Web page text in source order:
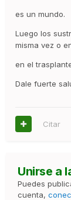
es un mundo.
Luego los
misma vez o
en el
Dale fuerte
Citar
Unirse a
Puedes
cuenta,